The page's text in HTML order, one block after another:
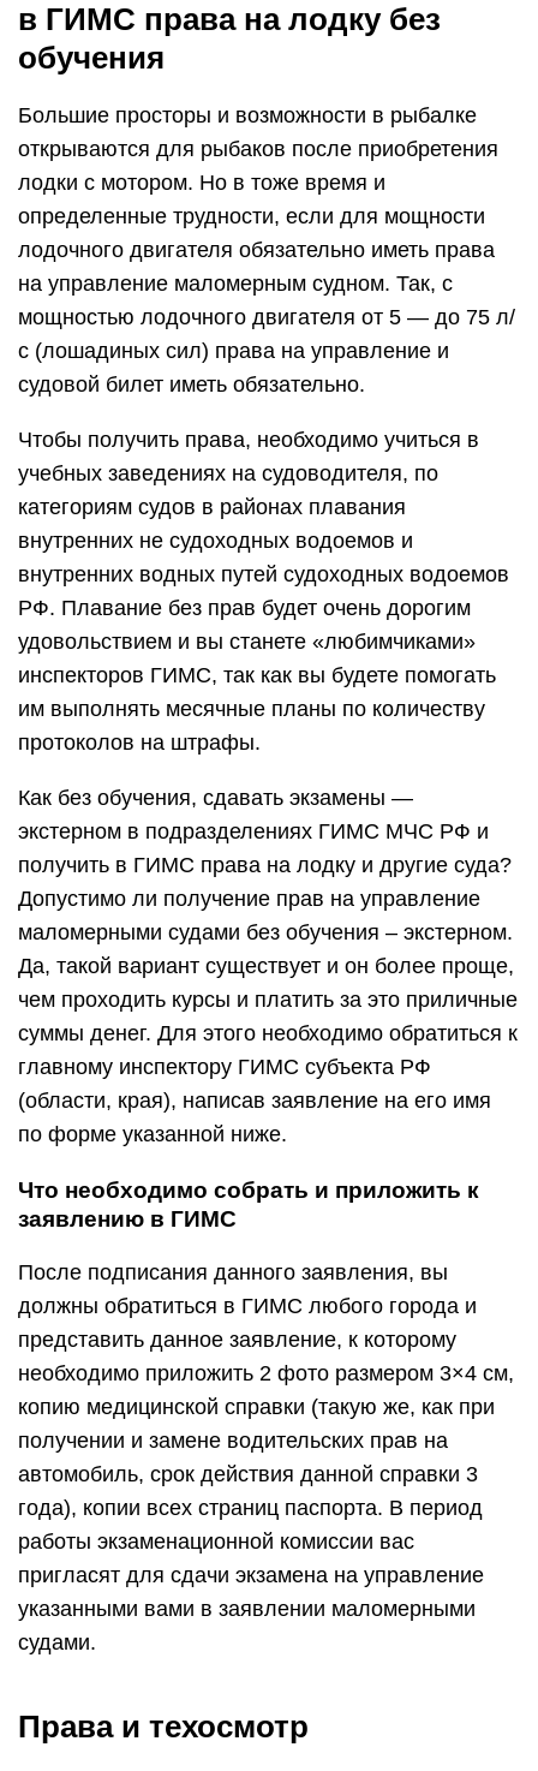
в ГИМС права на лодку без
обучения
Большие просторы и возможности в рыбалке
открываются для рыбаков после приобретения
лодки с мотором. Но в тоже время и
определенные трудности, если для мощности
лодочного двигателя обязательно иметь права
на управление маломерным судном. Так, с
мощностью лодочного двигателя от 5 — до 75 л/
с (лошадиных сил) права на управление и
судовой билет иметь обязательно.
Чтобы получить права, необходимо учиться в
учебных заведениях на судоводителя, по
категориям судов в районах плавания
внутренних не судоходных водоемов и
внутренних водных путей судоходных водоемов
РФ. Плавание без прав будет очень дорогим
удовольствием и вы станете «любимчиками»
инспекторов ГИМС, так как вы будете помогать
им выполнять месячные планы по количеству
протоколов на штрафы.
Как без обучения, сдавать экзамены —
экстерном в подразделениях ГИМС МЧС РФ и
получить в ГИМС права на лодку и другие суда?
Допустимо ли получение прав на управление
маломерными судами без обучения – экстерном.
Да, такой вариант существует и он более проще,
чем проходить курсы и платить за это приличные
суммы денег. Для этого необходимо обратиться к
главному инспектору ГИМС субъекта РФ
(области, края), написав заявление на его имя
по форме указанной ниже.
Что необходимо собрать и приложить к
заявлению в ГИМС
После подписания данного заявления, вы
должны обратиться в ГИМС любого города и
представить данное заявление, к которому
необходимо приложить 2 фото размером 3×4 см,
копию медицинской справки (такую же, как при
получении и замене водительских прав на
автомобиль, срок действия данной справки 3
года), копии всех страниц паспорта. В период
работы экзаменационной комиссии вас
пригласят для сдачи экзамена на управление
указанными вами в заявлении маломерными
судами.
Права и техосмотр